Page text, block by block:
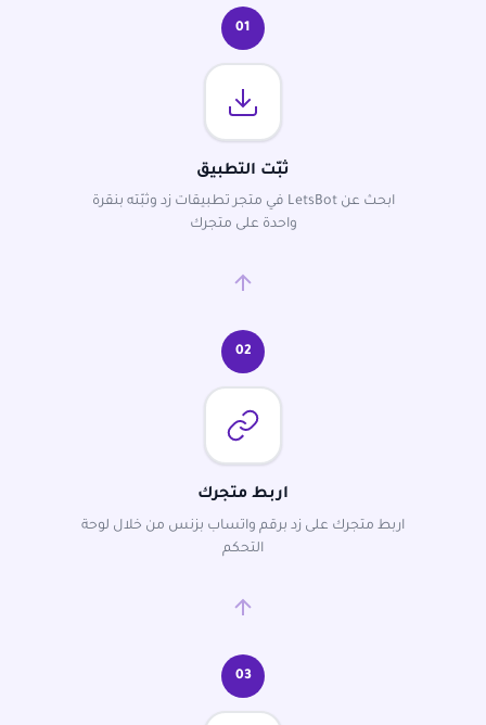
01
ثبّت التطبيق
ابحث عن LetsBot في متجر تطبيقات زد وثبّته بنقرة
واحدة على متجرك
02
اربط متجرك
اربط متجرك على زد برقم واتساب بزنس من خلال لوحة
التحكم
03